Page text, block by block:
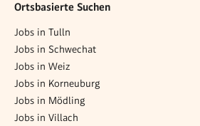
Ortsbasierte Suchen
Jobs in Tulln
Jobs in Schwechat
Jobs in Weiz
Jobs in Korneuburg
Jobs in Mödling
Jobs in Villach